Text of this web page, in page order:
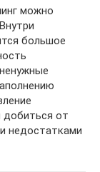
можно
большое
добиться от
недостатками